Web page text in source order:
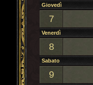
Giovedì
7
Venerdì
8
Sabato
9